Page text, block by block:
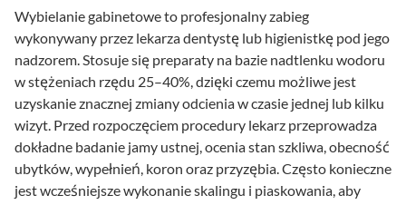
Wybielanie gabinetowe to profesjonalny zabieg
wykonywany przez lekarza dentystę lub higienistkę pod jego
nadzorem. Stosuje się preparaty na bazie nadtlenku wodoru
w stężeniach rzędu 25–40%, dzięki czemu możliwe jest
uzyskanie znacznej zmiany odcienia w czasie jednej lub kilku
wizyt. Przed rozpoczęciem procedury lekarz przeprowadza
dokładne badanie jamy ustnej, ocenia stan szkliwa, obecność
ubytków, wypełnień, koron oraz przyzębia. Często konieczne
jest wcześniejsze wykonanie skalingu i piaskowania, aby